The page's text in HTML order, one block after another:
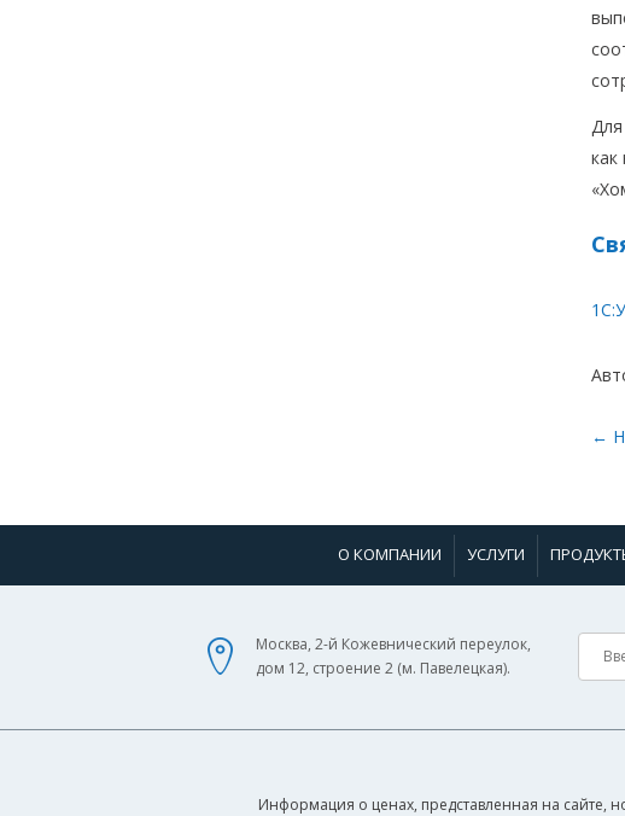
Для
как
←
О КОМПАНИИ УСЛУГИ
Москва, 2-й Кожевнический переулок,
дом 12, строение 2 (м. Павелецкая).
Информация о ценах, представленная на сайте,